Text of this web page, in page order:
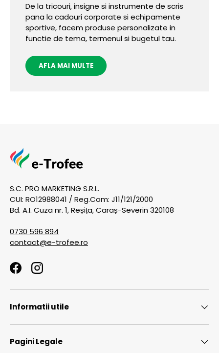
De la tricouri, insigne si instrumente de scris
pana la cadouri corporate si echipamente
sportive, facem produse personalizate in
functie de tema, termenul si bugetul tau.
AFLA MAI MULTE
S.C. PRO MARKETING S.R.L.
CUI: RO12988041 / Reg.Com: J11/121/2000
Bd. A.I. Cuza nr. 1, Reșița, Caraș-Severin 320108
0730 596 894
contact@e-trofee.ro
FacebookInstagram
Informatii utile
Pagini Legale